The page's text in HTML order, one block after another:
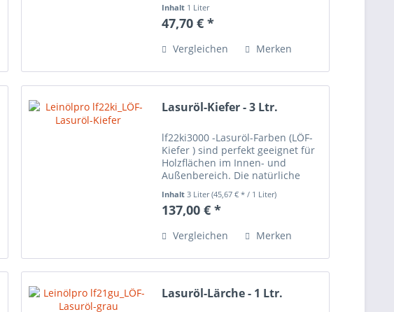
auch nach dem Anstrich der
Lasuröl-Farbe durch und wird
Inhalt 1 Liter
47,70 € *
Vergleichen Merken
Lasuröl-Kiefer - 3 Ltr.
lf22ki3000 -Lasuröl-Farben (LÖF-
Kiefer ) sind perfekt geeignet für
Holzflächen im Innen- und
Außenbereich. Die natürliche
auch nach dem Anstrich der
Lasuröl-Farbe durch und wird
Inhalt 3 Liter(45,67 € * / 1 Liter)
137,00 € *
Vergleichen Merken
Lasuröl-Lärche - 1 Ltr.